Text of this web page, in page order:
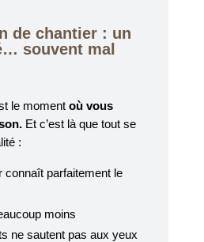
de chantier : un
souvent mal
le moment où vous
Et c’est là que tout se
:
connaît parfaitement le
moins
ne sautent pas aux yeux